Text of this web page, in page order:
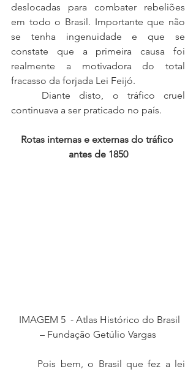
deslocadas para combater rebeliões
em todo o Brasil. Importante que não
se tenha ingenuidade e que se
constate que a primeira causa foi
realmente a motivadora do total
fracasso da forjada Lei Feijó.
continuava a ser praticado no país.
Rotas internas e externas do tráfico
antes de 1850
– Fundação Getúlio Vargas